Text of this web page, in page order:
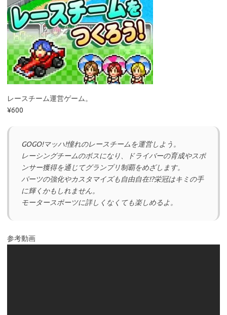
レースチーム運営ゲーム。
¥600
GOGO!マッハ!憧れのレースチームを運営しよう。
レーシングチームのボスになり、ドライバーの育成やスポ
ンサー獲得を通じてグランプリ制覇をめざします。
パーツの強化やカスタマイズも自由自在!?栄冠はキミの手
に輝くかもしれません。
モータースポーツに詳しくなくても楽しめるよ。
参考動画